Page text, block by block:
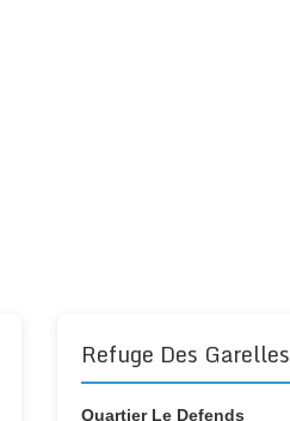
Refuge Des Garelles
Quartier Le Defends